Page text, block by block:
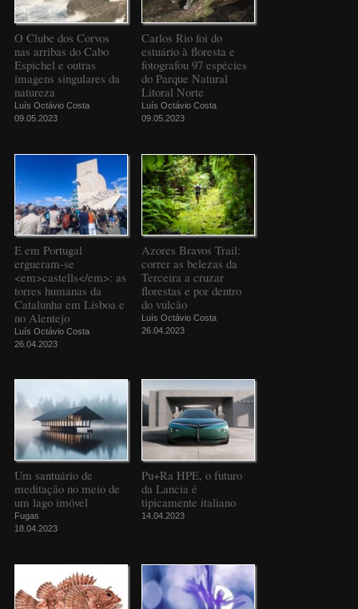
O Clube dos Corvos
nas arribas do Cabo
Espichel e outras
imagens singulares da
natureza
Luís Octávio Costa
09.05.2023
Carlos Rio foi do
estuário à floresta e
fotografou 97 espécies
do Parque Natural
Litoral Norte
Luís Octávio Costa
09.05.2023
E em Portugal
ergueram-se
<em>castells</em>: as
torres humanas da
Catalunha em Lisboa e
no Alentejo
Luís Octávio Costa
26.04.2023
Azores Bravos Trail:
correr as belezas da
Terceira a cruzar
florestas e por dentro
do vulcão
Luís Octávio Costa
26.04.2023
Um santuário de
meditação no meio de
um lago imóvel
Fugas
18.04.2023
Pu+Ra HPE, o futuro
da Lancia é
tipicamente italiano
14.04.2023